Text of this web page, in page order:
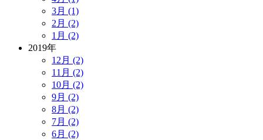
3月 (1)
2月 (2)
1月 (2)
2019年
12月 (2)
11月 (2)
10月 (2)
9月 (2)
8月 (2)
7月 (2)
6月 (2)